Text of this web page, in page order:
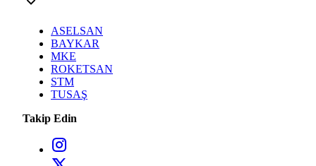
ASELSAN
BAYKAR
MKE
ROKETSAN
STM
TUSAŞ
Takip Edin